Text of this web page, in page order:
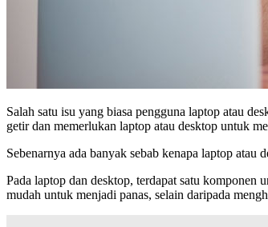
Salah satu isu yang biasa pengguna laptop atau
getir dan memerlukan laptop atau desktop untuk
Sebenarnya ada banyak sebab kenapa laptop
Pada laptop dan desktop, terdapat satu
mudah untuk menjadi panas, selain daripada